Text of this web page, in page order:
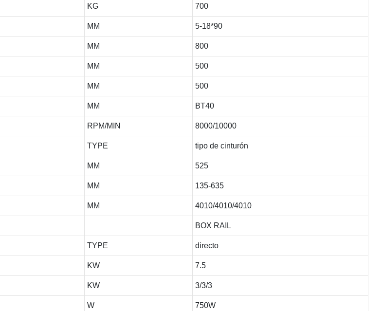
KG 700
MM 5-18*90
MM 800
MM 500
MM 500
MM BT40
RPM/MIN 8000/10000
TYPE tipo de cinturón
MM 525
MM 135-635
MM 4010/4010/4010
BOX RAIL
TYPE directo
KW 7.5
KW 3/3/3
W 750W